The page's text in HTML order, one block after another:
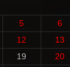
5 6
12 13
19 20